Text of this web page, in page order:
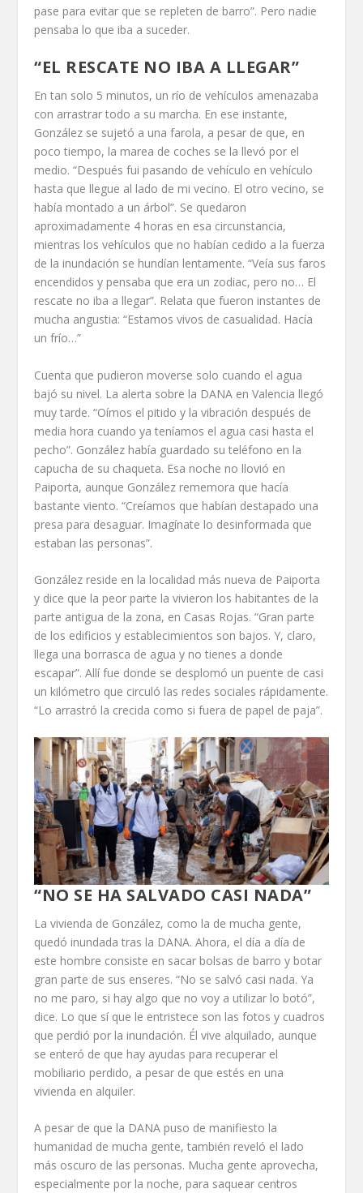
pase para evitar que se repleten de barro”. Pero nadie
pensaba lo que iba a suceder.
“EL RESCATE NO IBA A LLEGAR”
En tan solo 5 minutos, un río de vehículos amenazaba
con arrastrar todo a su marcha. En ese instante,
González se sujetó a una farola, a pesar de que, en
poco tiempo, la marea de coches se la llevó por el
medio. “Después fui pasando de vehículo en vehículo
hasta que llegue al lado de mi vecino. El otro vecino, se
había montado a un árbol”. Se quedaron
aproximadamente 4 horas en esa circunstancia,
mientras los vehículos que no habían cedido a la fuerza
de la inundación se hundían lentamente. “Veía sus faros
encendidos y pensaba que era un zodiac, pero no… El
rescate no iba a llegar”. Relata que fueron instantes de
mucha angustia: “Estamos vivos de casualidad. Hacía
un frío…”
Cuenta que pudieron moverse solo cuando el agua
bajó su nivel. La alerta sobre la DANA en Valencia llegó
muy tarde. “Oímos el pitido y la vibración después de
media hora cuando ya teníamos el agua casi hasta el
pecho”. González había guardado su teléfono en la
capucha de su chaqueta. Esa noche no llovió en
Paiporta, aunque González rememora que hacía
bastante viento. “Creíamos que habían destapado una
presa para desaguar. Imagínate lo desinformada que
estaban las personas”.
González reside en la localidad más nueva de Paiporta
y dice que la peor parte la vivieron los habitantes de la
parte antigua de la zona, en Casas Rojas. “Gran parte
de los edificios y establecimientos son bajos. Y, claro,
llega una borrasca de agua y no tienes a donde
escapar”. Allí fue donde se desplomó un puente de casi
un kilómetro que circuló las redes sociales rápidamente.
“Lo arrastró la crecida como si fuera de papel de paja”.
“NO SE HA SALVADO CASI NADA”
La vivienda de González, como la de mucha gente,
quedó inundada tras la DANA. Ahora, el día a día de
este hombre consiste en sacar bolsas de barro y botar
gran parte de sus enseres. “No se salvó casi nada. Ya
no me paro, si hay algo que no voy a utilizar lo botó”,
dice. Lo que sí que le entristece son las fotos y cuadros
que perdió por la inundación. Él vive alquilado, aunque
se enteró de que hay ayudas para recuperar el
mobiliario perdido, a pesar de que estés en una
vivienda en alquiler.
A pesar de que la DANA puso de manifiesto la
humanidad de mucha gente, también reveló el lado
más oscuro de las personas. Mucha gente aprovecha,
especialmente por la noche, para saquear centros